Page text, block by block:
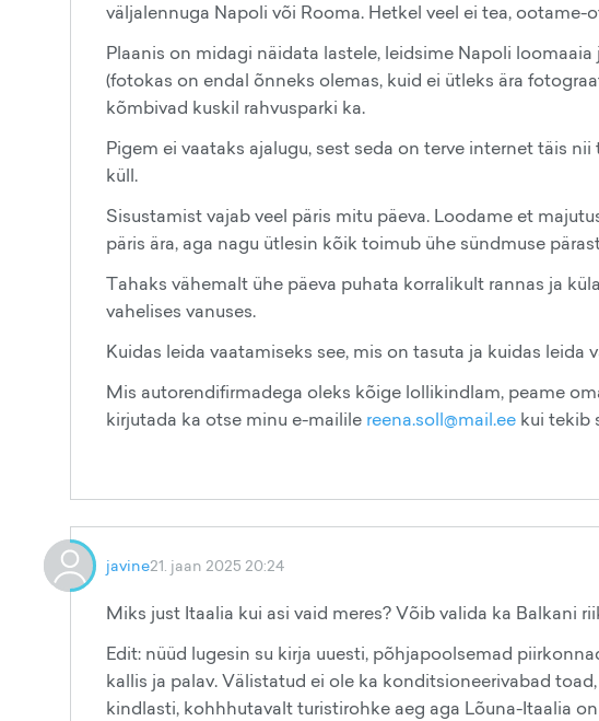
väljalennuga Napoli või Rooma. Hetkel veel ei tea,
Plaanis on midagi näidata lastele, leidsime Napoli
(fotokas on endal õnneks olemas, kuid ei ütleks ära
kõmbivad kuskil rahvusparki ka.
Pigem ei vaataks ajalugu, sest seda on terve internet täis
küll.
Sisustamist vajab veel päris mitu päeva. Loodame et
päris ära, aga nagu ütlesin kõik toimub ühe sündmuse
Tahaks vähemalt ühe päeva puhata korralikult rannas ja
vahelises vanuses.
Kuidas leida vaatamiseks see, mis on tasuta ja kuidas leida
Mis autorendifirmadega oleks kõige lollikindlam, peame
kirjutada ka otse minu e-mailile reena.soll@mail.ee kui tekib
javine21. jaan 2025 20:24
Miks just Itaalia kui asi vaid meres? Võib valida ka Balkani
Edit: nüüd lugesin su kirja uuesti, põhjapoolsemad
kallis ja palav. Välistatud ei ole ka konditsioneerivabad
kindlasti, kohhhutavalt turistirohke aeg aga Lõuna-Itaalia